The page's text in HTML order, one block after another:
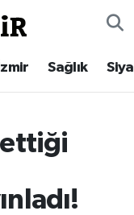
İzmir Sağlık